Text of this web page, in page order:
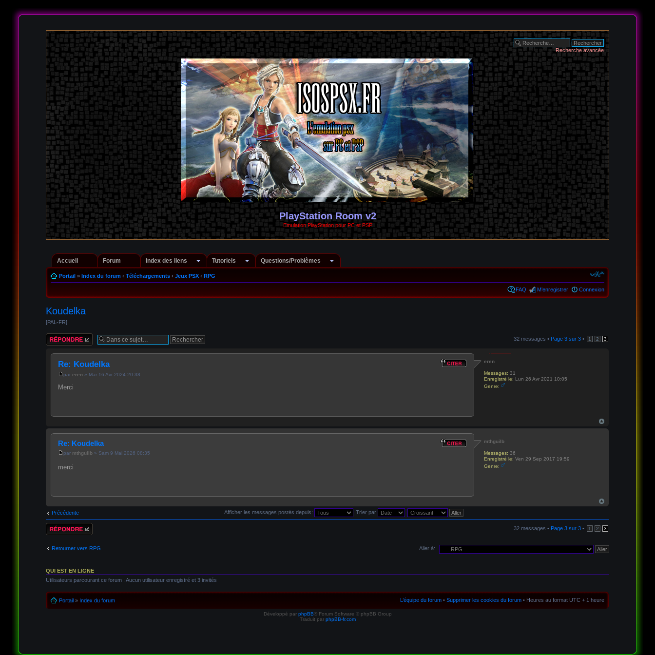
Recherche avancée
PlayStation Room v2
Emulation PlayStation pour PC et PSP
Accueil Forum Index des liens Tutoriels Questions/Problèmes
Portail» Index du forum ‹ Téléchargements ‹ Jeux PSX ‹ RPG
FAQ M’enregistrer Connexion
Koudelka
[PAL-FR]
Répondre 32 messages • Page3 sur3 • 1 2 3
Re: Koudelka
par eren » Mar 16 Avr 2024 20:38
Merci
eren
Messages: 31
Enregistré le: Lun 26 Avr 2021 10:05
Genre:
Re: Koudelka
par mthguilb» Sam 9 Mai 2026 08:35
merci
mthguilb
Messages: 36
Enregistré le: Ven 29 Sep 2017 19:59
Genre:
Précédente Afficher les messages postés depuis: Trier par
Répondre 32 messages • Page3 sur3 • 1 2 3
Retourner vers RPG Aller à:
QUI EST EN LIGNE
Utilisateurs parcourant ce forum : Aucun utilisateur enregistré et 3 invités
Portail» Index du forum L’équipe du forum •Supprimer les cookies du forum • Heures au format UTC + 1 heure
Développé par phpBB® Forum Software © phpBB Group
Traduit par phpBB-fr.com